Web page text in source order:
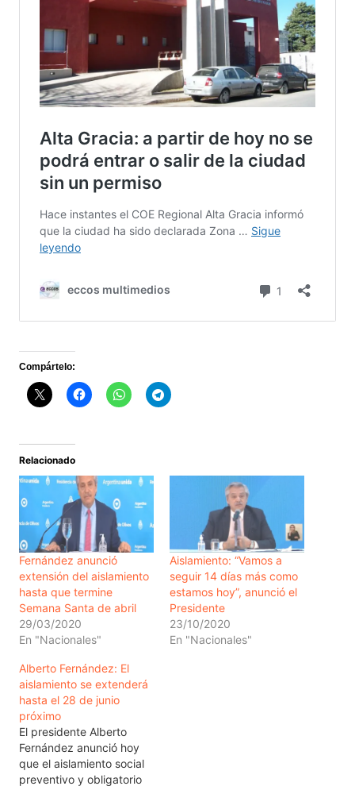
Compártelo:
Relacionado
Fernández anunció
extensión del aislamiento
hasta que termine
Semana Santa de abril
29/03/2020
En "Nacionales"
Aislamiento: “Vamos a
seguir 14 días más como
estamos hoy”, anunció el
Presidente
23/10/2020
En "Nacionales"
Alberto Fernández: El
aislamiento se extenderá
hasta el 28 de junio
próximo
El presidente Alberto
Fernández anunció hoy
que el aislamiento social
preventivo y obligatorio